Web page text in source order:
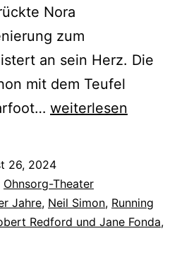
Nora
zum
an sein Herz. Die
mit dem Teufel
Barfoot
weiterlesen
26, 2024
Ohnsorg-Theater
Jahre, Neil Simon, Running
Redford und Jane Fonda,